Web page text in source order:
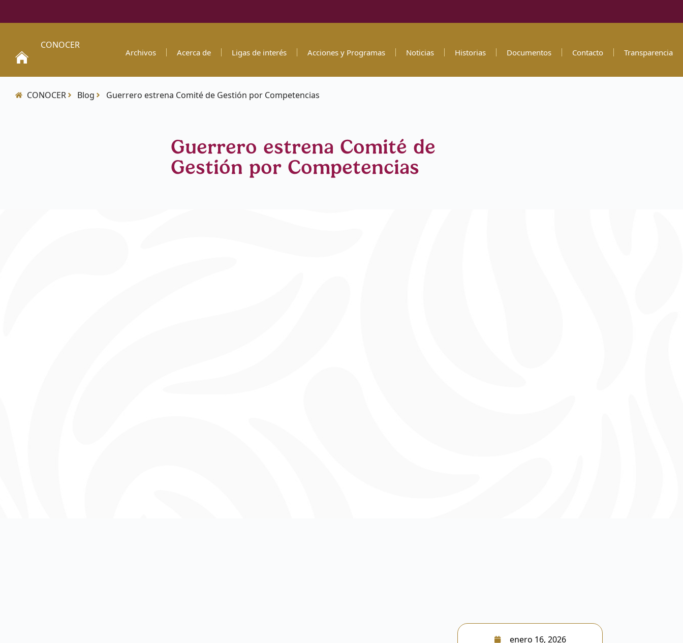
CONOCER
Archivos Acerca de Ligas de interés Acciones y Programas Noticias Historias Documentos Contacto Transparencia
CONOCER Blog Guerrero estrena Comité de Gestión por Competencias
Guerrero estrena Comité de
Gestión por Competencias
enero 16, 2026